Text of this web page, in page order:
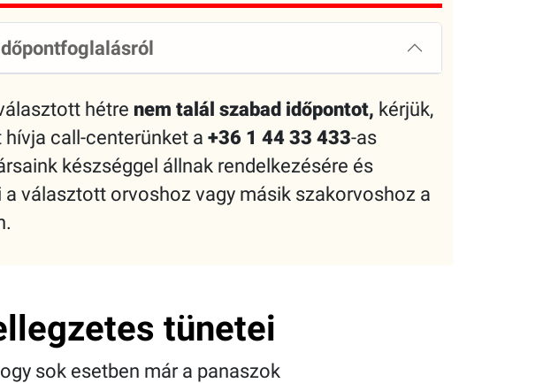
hétre nem talál szabad időpontot, kérjük,
call-centerünket a +36 1 44 33 433-as
készséggel állnak rendelkezésére és
választott orvoshoz vagy másik szakorvoshoz a
tünetei
sok esetben már a panaszok